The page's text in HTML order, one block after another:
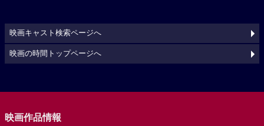
映画キャスト検索ページへ
映画の時間トップページへ
映画作品情報